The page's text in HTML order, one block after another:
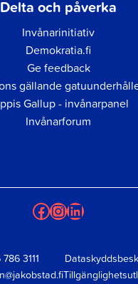
Delta och påverka
Invånarinitiativ
Demokratia.fi
Ge feedback
gällande
Gallup - invånarpanel
Invånarforum
Facebook
Instagram
LinkedIn
3111